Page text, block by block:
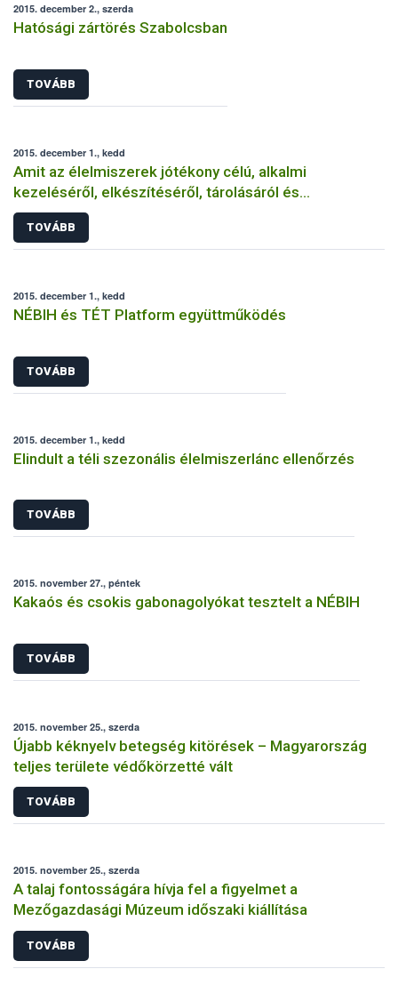
2015. december 2., szerda
Hatósági zártörés Szabolcsban
TOVÁBB
2015. december 1., kedd
Amit az élelmiszerek jótékony célú, alkalmi
kezeléséről, elkészítéséről, tárolásáról és
felszolgálásáról tudni érdemes
TOVÁBB
2015. december 1., kedd
NÉBIH és TÉT Platform együttműködés
TOVÁBB
2015. december 1., kedd
Elindult a téli szezonális élelmiszerlánc ellenőrzés
TOVÁBB
2015. november 27., péntek
Kakaós és csokis gabonagolyókat tesztelt a NÉBIH
TOVÁBB
2015. november 25., szerda
Újabb kéknyelv betegség kitörések – Magyarország
teljes területe védőkörzetté vált
TOVÁBB
2015. november 25., szerda
A talaj fontosságára hívja fel a figyelmet a
Mezőgazdasági Múzeum időszaki kiállítása
TOVÁBB